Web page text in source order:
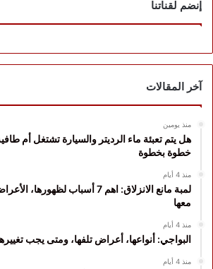
إنضم لقناتنا
آخر المقالات
منذ يومين
هل يتم تعبئة ماء الرديتر والسيارة تشتغل أم
خطوة بخطوة
منذ 4 أيام
لمبة مانع الانزلاق: اهم 7 أسباب
معها
منذ 4 أيام
البواجي: أنواعها، أعراض تلفها، ومتى يجب
منذ 4 أيام